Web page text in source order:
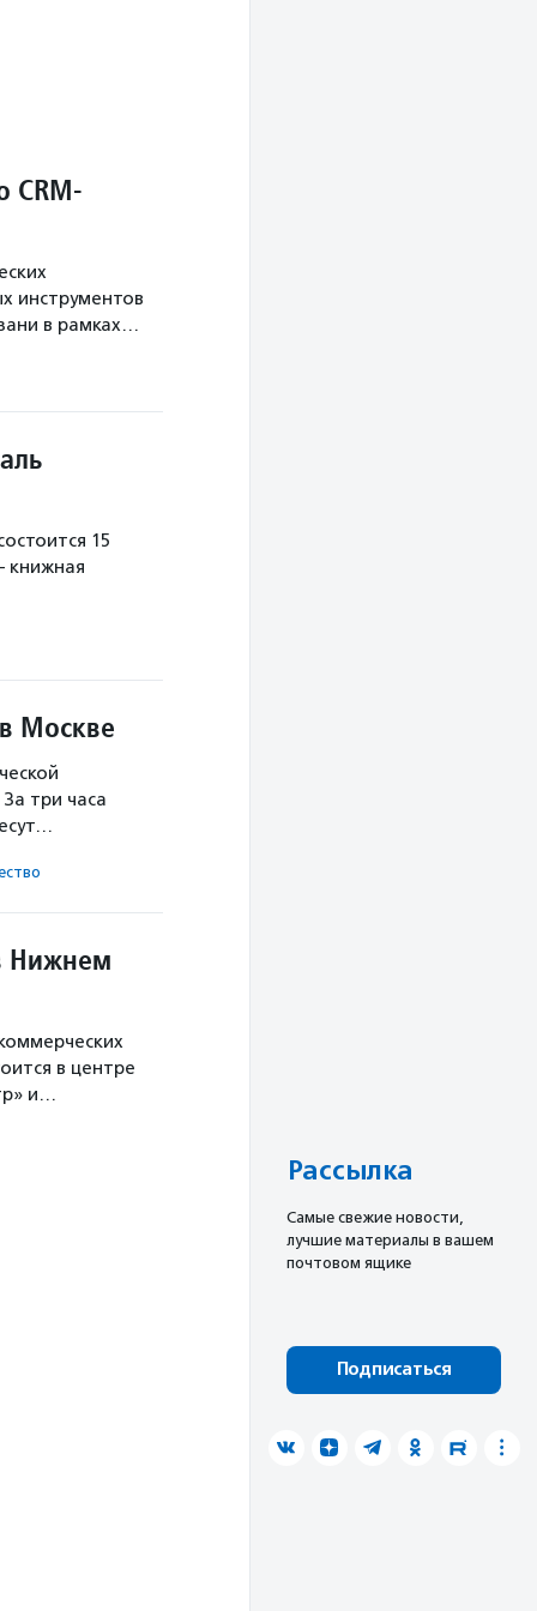
CRM-
инструментов
в рамках…
15
книжная
Москве
три часа
Нижнем
в центре
и…
Рассылка
Cамые свежие новости,
лучшие материалы в вашем
почтовом ящике
Подписаться